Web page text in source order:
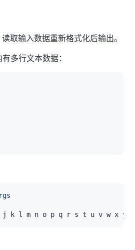
取输入数据重新格式化后输出。
多行文本数据：
k l m n o p q r s t u v